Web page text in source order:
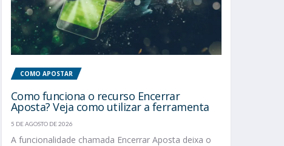
COMO APOSTAR
Como funciona o recurso Encerrar
Aposta? Veja como utilizar a ferramenta
5 DE AGOSTO DE 2026
A funcionalidade chamada Encerrar Aposta deixa o